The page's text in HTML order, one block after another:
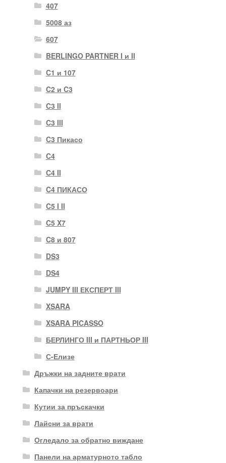
407
5008 аз
607
BERLINGO PARTNER I и II
C1 и 107
C2 и C3
C3 II
C3 III
C3 Пикасо
C4
C4 II
C4 ПИКАСО
C5 I II
C5 X7
C8 и 807
DS3
DS4
JUMPY III ЕКСПЕРТ III
XSARA
XSARA PICASSO
БЕРЛИНГО III и ПАРТНЬОР III
С-Елизе
Дръжки на задните врати
Капачки на резервоари
Кутии за пръскачки
Лайсни за врати
Огледало за обратно виждане
Панели на арматурното табло